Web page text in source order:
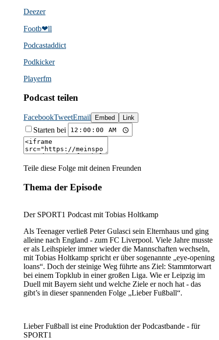
Deezer
Footb❤ll
Podcast­addict
Podkicker
Playerfm
Podcast teilen
FacebookTweetEmail Embed Link
Starten bei
Teile diese Folge mit deinen Freunden
Thema der Episode
Der SPORT1 Podcast mit Tobias Holtkamp
Als Teenager verließ Peter Gulasci sein Elternhaus und ging
alleine nach England - zum FC Liverpool. Viele Jahre musste
er als Leihspieler immer wieder die Mannschaften wechseln,
mit Tobias Holtkamp spricht er über sogenannte „eye-opening
loans“. Doch der steinige Weg führte ans Ziel: Stammtorwart
bei einem Topklub in einer großen Liga. Wie er Leipzig im
Duell mit Bayern sieht und welche Ziele er noch hat - das
gibt’s in dieser spannenden Folge „Lieber Fußball“.
Lieber Fußball ist eine Produktion der Podcastbande - für
SPORT1